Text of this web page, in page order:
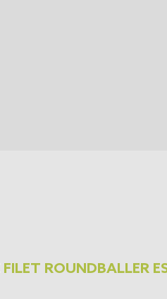
FILET ROUNDBALLER